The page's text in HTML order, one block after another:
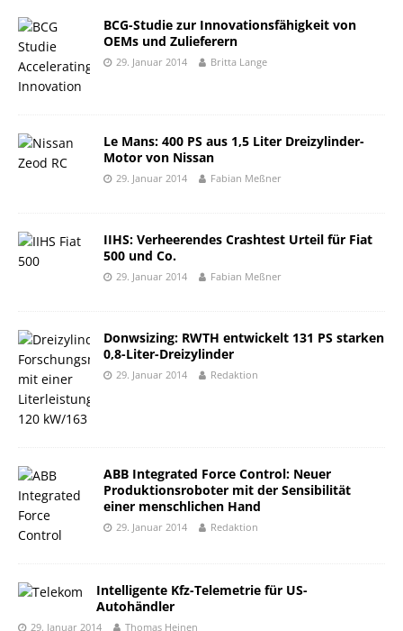
BCG-Studie zur Innovationsfähigkeit von
OEMs und Zulieferern
29. Januar 2014 Britta Lange
Le Mans: 400 PS aus 1,5 Liter Dreizylinder-
Motor von Nissan
29. Januar 2014 Fabian Meßner
IIHS: Verheerendes Crashtest Urteil für Fiat
500 und Co.
29. Januar 2014 Fabian Meßner
Donwsizing: RWTH entwickelt 131 PS starken
0,8-Liter-Dreizylinder
29. Januar 2014 Redaktion
ABB Integrated Force Control: Neuer
Produktionsroboter mit der Sensibilität
einer menschlichen Hand
29. Januar 2014 Redaktion
Intelligente Kfz-Telemetrie für US-
Autohändler
29. Januar 2014 Thomas Heinen